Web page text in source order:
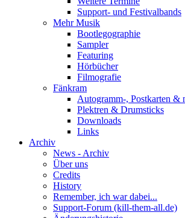
Support- und Festivalbands
Mehr Musik
Bootlegographie
Sampler
Featuring
Hörbücher
Filmografie
Fänkram
Autogramm-, Postkarten &
Plektren & Drumsticks
Downloads
Links
Archiv
News - Archiv
Über uns
Credits
History
Remember, ich war dabei...
Support-Forum (kill-them-all.de)